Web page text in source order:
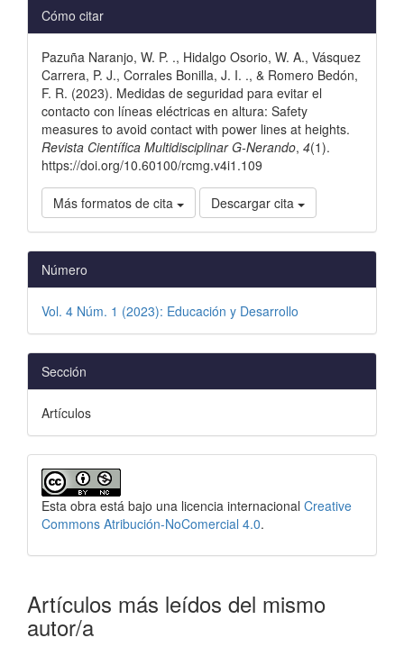
Detalles
del
artículo
Cómo citar
Pazuña Naranjo, W. P. ., Hidalgo Osorio, W. A., Vásquez
Carrera, P. J., Corrales Bonilla, J. I. ., & Romero Bedón,
F. R. (2023). Medidas de seguridad para evitar el
contacto con líneas eléctricas en altura: Safety
measures to avoid contact with power lines at heights.
Revista Científica Multidisciplinar G-Nerando, 4(1).
https://doi.org/10.60100/rcmg.v4i1.109
Más formatos de cita Descargar cita
Número
Vol. 4 Núm. 1 (2023): Educación y Desarrollo
Sección
Artículos
Esta obra está bajo una licencia internacional Creative
Commons Atribución-NoComercial 4.0.
Artículos más leídos del mismo
autor/a